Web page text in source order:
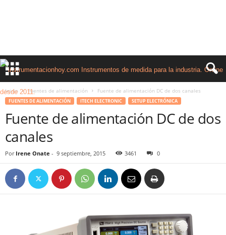
Inicio Fuentes de alimentación Fuente de alimentación DC de dos canales
FUENTES DE ALIMENTACIÓN ITECH ELECTRONIC SETUP ELECTRÓNICA
Fuente de alimentación DC de dos
canales
Por Irene Onate - 9 septiembre, 2015 3461 0